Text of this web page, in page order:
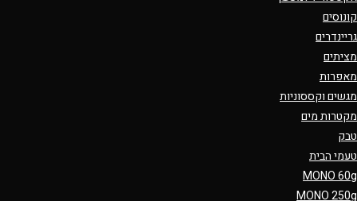
קונוסים
גריינדרים
מציתים
מאפרות
מגשים וקססוניות
מקטרות מים
טבק
טעמי הבית
MONO 60g
MONO 250g